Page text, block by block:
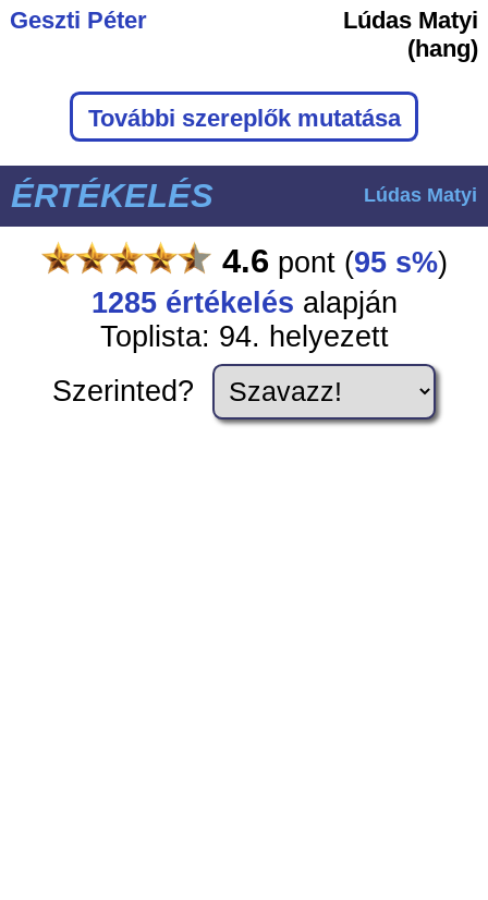
Geszti Péter
Lúdas Matyi
(hang)
További szereplők mutatása
ÉRTÉKELÉS Lúdas Matyi
4.6pont (95 s%)
1285értékelés alapján
Toplista: 94. helyezett
Szerinted?